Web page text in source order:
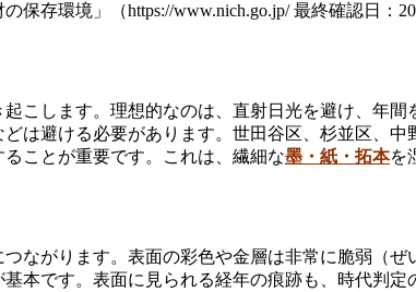
存環境」（https://www.nich.go.jp/ 最終確認日：
こします。理想的なのは、直射日光を避け、年間
は避ける必要があります。世田谷区、杉並区、中
ことが重要です。これは、繊細な墨・紙・拓本を
ながります。表面の彩色や金層は非常に脆弱（ぜ
本です。表面に見られる経年の痕跡も、時代判定